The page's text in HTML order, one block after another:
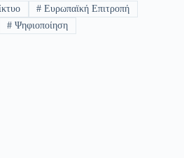
# Ευρωπαϊκή Επιτροπή
# Ψηφιοποίηση